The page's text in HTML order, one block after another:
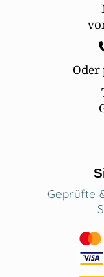
Oder
Geprüfte